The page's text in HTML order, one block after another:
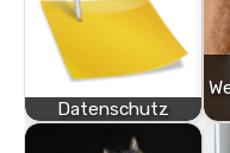
Datenschutz